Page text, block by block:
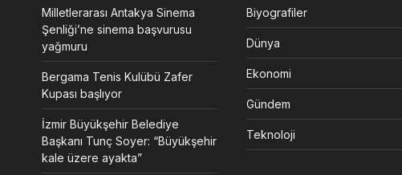
Milletlerarası Antakya Sinema
Şenliği’ne sinema başvurusu
yağmuru
Bergama Tenis Kulübü Zafer
Kupası başlıyor
İzmir Büyükşehir Belediye
Başkanı Tunç Soyer: “Büyükşehir
kale üzere ayakta”
Biyografiler
Dünya
Ekonomi
Gündem
Teknoloji